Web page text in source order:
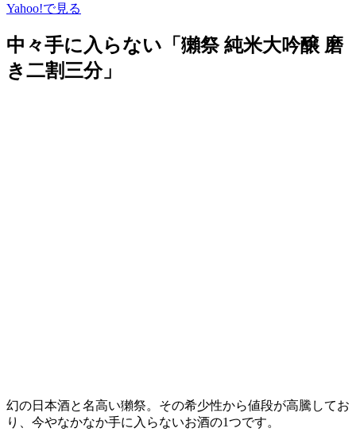
Yahoo!で見る
中々手に入らない「獺祭 純米大吟醸 磨
き二割三分」
幻の日本酒と名高い獺祭。その希少性から値段が高騰してお
り、今やなかなか手に入らないお酒の1つです。